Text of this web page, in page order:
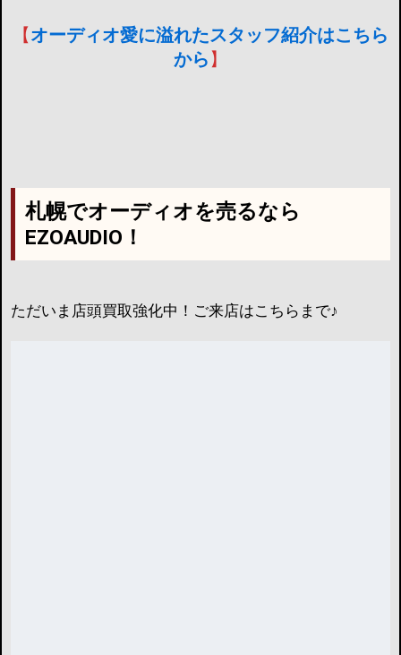
【オーディオ愛に溢れたスタッフ紹介はこちら
から 】
札幌でオーディオを売るなら
EZOAUDIO！
ただいま店頭買取強化中！ご来店はこちらまで♪